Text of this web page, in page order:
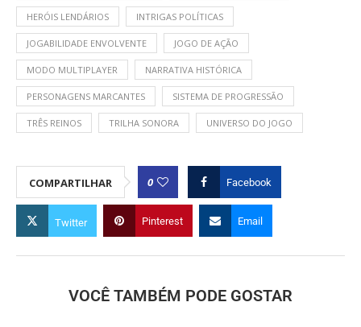
HERÓIS LENDÁRIOS INTRIGAS POLÍTICAS
JOGABILIDADE ENVOLVENTE JOGO DE AÇÃO
MODO MULTIPLAYER NARRATIVA HISTÓRICA
PERSONAGENS MARCANTES SISTEMA DE PROGRESSÃO
TRÊS REINOS TRILHA SONORA UNIVERSO DO JOGO
COMPARTILHAR 0 Facebook
Twitter Pinterest Email
VOCÊ TAMBÉM PODE GOSTAR